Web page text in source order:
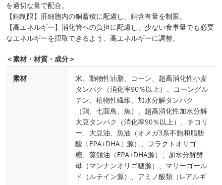
を適切な量で配合。
【銅制限】肝細胞内の銅蓄積に配慮し、銅含有量を制限。
【高エネルギー】消化管への負担に配慮し、少ない食事量でも必要
なエネルギーを摂取できるよう、高エネルギーに調整。
＜素材・材質・成分＞
素材
米、動物性油脂、コーン、超高消化性小麦
タンパク（消化率90％以上）、コーングル
テン、植物性繊維、加水分解タンパク
（鶏、七面鳥、魚）、超高消化性加水分解
大豆タンパク（消化率90％以上）、チコリ
ー、大豆油、魚油（オメガ3系不飽和脂肪
酸〔EPA+DHA〕源）、フラクトオリゴ
糖、藻類油（EPA+DHA源）、加水分解酵
母（マンナンオリゴ糖源）、マリーゴール
ド（ルテイン源）、アミノ酸類（L-アルギ